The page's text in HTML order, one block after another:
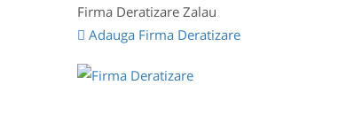
Firma Deratizare Zalau
Adauga Firma Deratizare